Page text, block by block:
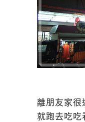
離朋友家很
就跑去吃吃